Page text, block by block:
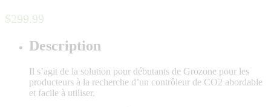
$299.99
Description
Il s’agit de la solution pour débutants de Grozone pour les
producteurs à la recherche d’un contrôleur de CO2 abordable
et facile à utiliser.